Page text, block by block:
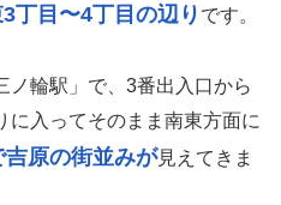
丁目〜4丁目の辺り です。
ノ輪駅」で、3番出入口から
に入ってそのまま南東方面に
吉原の街並みが見えてきま